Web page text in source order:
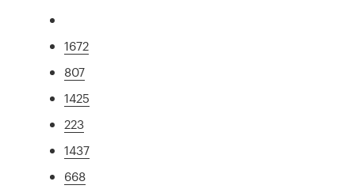
1672
807
1425
223
1437
668